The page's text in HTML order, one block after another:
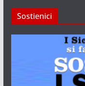
Sostienici